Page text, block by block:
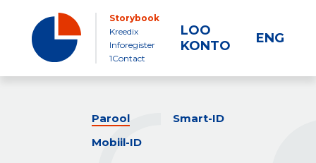
Storybook
Kreedix
Inforegister
1Contact
LOO
KONTO
ENG
Parool
Smart-ID
Mobiil-ID